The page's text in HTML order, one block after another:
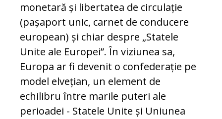
monetară și libertatea de circulație
(pașaport unic, carnet de conducere
european) și chiar despre „Statele
Unite ale Europei”. În viziunea sa,
Europa ar fi devenit o confederație pe
model elvețian, un element de
echilibru între marile puteri ale
perioadei - Statele Unite și Uniunea